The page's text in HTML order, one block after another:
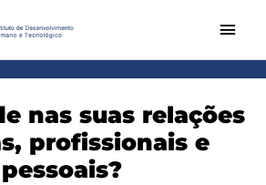
nas suas relações
profissionais e
pessoais?